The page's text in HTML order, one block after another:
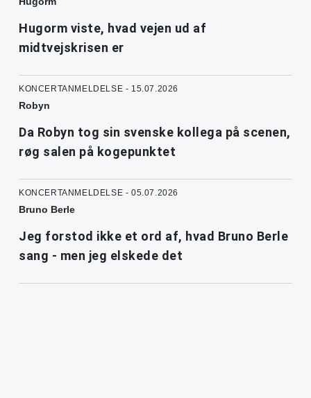
Hugorm viste, hvad vejen ud af
midtvejskrisen er
KONCERTANMELDELSE - 15.07.2026
Robyn
Da Robyn tog sin svenske kollega på scenen,
røg salen på kogepunktet
KONCERTANMELDELSE - 05.07.2026
Bruno Berle
Jeg forstod ikke et ord af, hvad Bruno Berle
sang - men jeg elskede det